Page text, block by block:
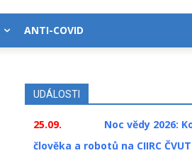
ANTI-COVID
UDÁLOSTI
25.09.
Noc vědy 2026:
člověka a robotů na CIIRC ČVUT